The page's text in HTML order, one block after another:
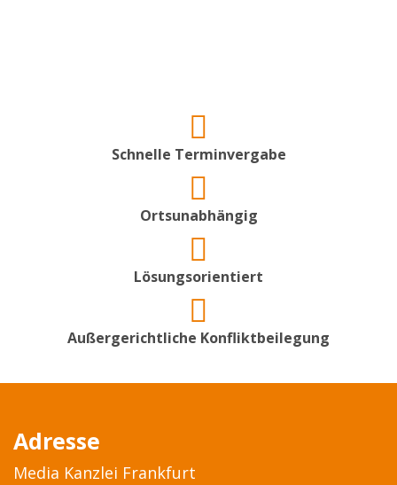
Schnelle Terminvergabe
Ortsunabhängig
Lösungsorientiert
Außergerichtliche Konfliktbeilegung
Adresse
Media Kanzlei Frankfurt